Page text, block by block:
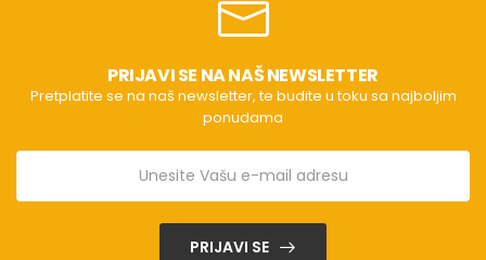
PRIJAVI SE NA NAŠ NEWSLETTER
Pretplatite se na naš newsletter, te budite u toku sa najboljim
ponudama
PRIJAVI SE